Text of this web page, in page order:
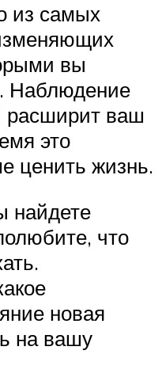
из самых
вы
Наблюдение
расширит ваш
это
ценить жизнь.
найдете
что
новая
на вашу